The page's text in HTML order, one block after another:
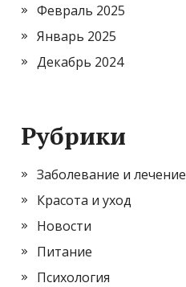
Февраль 2025
Январь 2025
Декабрь 2024
Рубрики
Заболевание и лечение
Красота и уход
Новости
Питание
Психология